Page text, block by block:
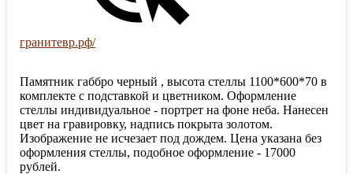
гранитевр.рф/
Памятник габбро черный , высота стеллы 1100*600*70 в
комплекте с подставкой и цветником. Оформление
стеллы индивидуальное - портрет на фоне неба. Нанесен
цвет на гравировку, надпись покрыта золотом.
Изображение не исчезает под дождем. Цена указана без
оформления стеллы, подобное оформление - 17000
рублей.